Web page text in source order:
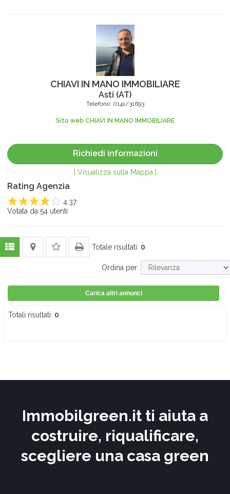
CHIAVI IN MANO IMMOBILIARE
Asti (AT)
Telefono: 0141/31693
Sito web CHIAVI IN MANO IMMOBILIARE
Richiedi informazioni
[ Visualizza sulla Mappa ]
Rating Agenzia
5
4
3
2
1
4.37
Votata da 54 utenti
Totale risultati: 0
Ordina per:
Carica altri annunci
Totali risultati: 0
Immobilgreen.it ti aiuta a
costruire, riqualificare,
scegliere una casa green